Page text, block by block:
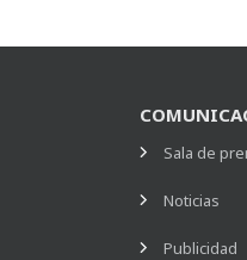
Sala de
Noticias
Publicidad